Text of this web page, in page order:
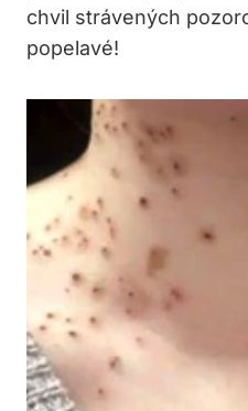
chvil strávených
popelavé!